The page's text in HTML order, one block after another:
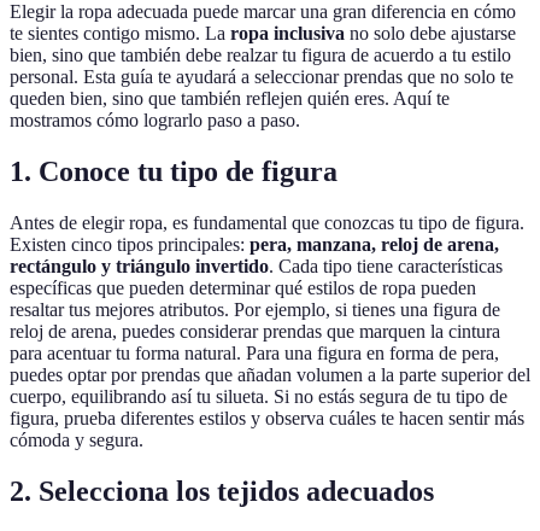
Elegir la ropa adecuada puede marcar una gran diferencia en cómo
te sientes contigo mismo. La ropa inclusiva no solo debe ajustarse
bien, sino que también debe realzar tu figura de acuerdo a tu estilo
personal. Esta guía te ayudará a seleccionar prendas que no solo te
queden bien, sino que también reflejen quién eres. Aquí te
mostramos cómo lograrlo paso a paso.
1. Conoce tu tipo de figura
Antes de elegir ropa, es fundamental que conozcas tu tipo de figura.
Existen cinco tipos principales: pera, manzana, reloj de arena,
rectángulo y triángulo invertido. Cada tipo tiene características
específicas que pueden determinar qué estilos de ropa pueden
resaltar tus mejores atributos. Por ejemplo, si tienes una figura de
reloj de arena, puedes considerar prendas que marquen la cintura
para acentuar tu forma natural. Para una figura en forma de pera,
puedes optar por prendas que añadan volumen a la parte superior del
cuerpo, equilibrando así tu silueta. Si no estás segura de tu tipo de
figura, prueba diferentes estilos y observa cuáles te hacen sentir más
cómoda y segura.
2. Selecciona los tejidos adecuados